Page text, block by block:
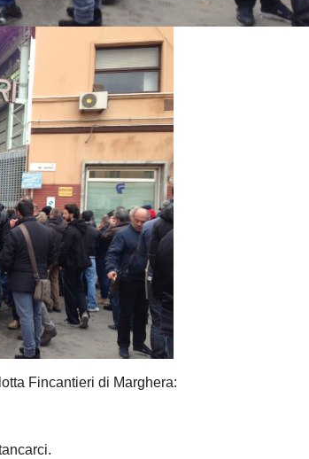
Fincantieri di Marghera: